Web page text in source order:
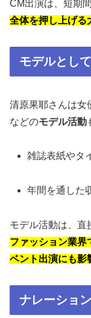
CM出演は、短期
全体を押し上げる
モデルとし
清原果耶さんは女
などのモデル活動
雑誌表紙やタ
年間を通した
モデル活動は、直
ファッション業界
ベント出演にも影
ナレーショ